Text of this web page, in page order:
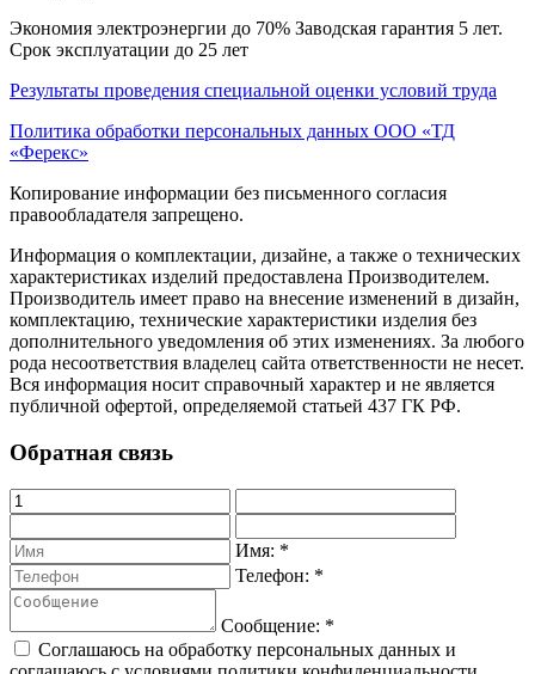
Экономия электроэнергии до 70% Заводская гарантия 5 лет.
Срок эксплуатации до 25 лет
Результаты проведения специальной оценки условий труда
Политика обработки персональных данных ООО «ТД
«Ферекс»
Копирование информации без письменного согласия
правообладателя запрещено.
Информация о комплектации, дизайне, а также о технических
характеристиках изделий предоставлена Производителем.
Производитель имеет право на внесение изменений в дизайн,
комплектацию, технические характеристики изделия без
дополнительного уведомления об этих изменениях. За любого
рода несоответствия владелец сайта ответственности не несет.
Вся информация носит справочный характер и не является
публичной офертой, определяемой статьей 437 ГК РФ.
Обратная связь
Имя: *
Телефон: *
Сообщение: *
Соглашаюсь на обработку персональных данных и